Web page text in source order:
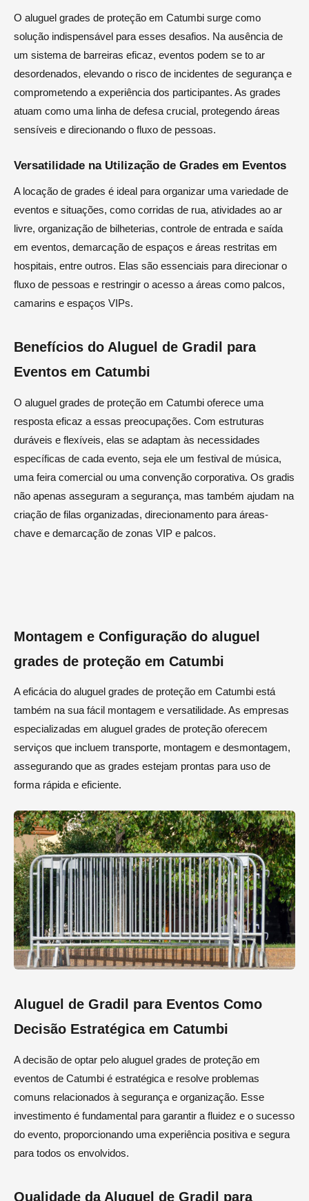
O aluguel grades de proteção em Catumbi surge como
solução indispensável para esses desafios. Na ausência de
um sistema de barreiras eficaz, eventos podem se to ar
desordenados, elevando o risco de incidentes de segurança e
comprometendo a experiência dos participantes. As grades
atuam como uma linha de defesa crucial, protegendo áreas
sensíveis e direcionando o fluxo de pessoas.
Versatilidade na Utilização de Grades em Eventos
A locação de grades é ideal para organizar uma variedade de
eventos e situações, como corridas de rua, atividades ao ar
livre, organização de bilheterias, controle de entrada e saída
em eventos, demarcação de espaços e áreas restritas em
hospitais, entre outros. Elas são essenciais para direcionar o
fluxo de pessoas e restringir o acesso a áreas como palcos,
camarins e espaços VIPs.
Benefícios do Aluguel de Gradil para
Eventos em Catumbi
O aluguel grades de proteção em Catumbi oferece uma
resposta eficaz a essas preocupações. Com estruturas
duráveis e flexíveis, elas se adaptam às necessidades
específicas de cada evento, seja ele um festival de música,
uma feira comercial ou uma convenção corporativa. Os gradis
não apenas asseguram a segurança, mas também ajudam na
criação de filas organizadas, direcionamento para áreas-
chave e demarcação de zonas VIP e palcos.
Montagem e Configuração do aluguel
grades de proteção em Catumbi
A eficácia do aluguel grades de proteção em Catumbi está
também na sua fácil montagem e versatilidade. As empresas
especializadas em aluguel grades de proteção oferecem
serviços que incluem transporte, montagem e desmontagem,
assegurando que as grades estejam prontas para uso de
forma rápida e eficiente.
Aluguel de Gradil para Eventos Como
Decisão Estratégica em Catumbi
A decisão de optar pelo aluguel grades de proteção em
eventos de Catumbi é estratégica e resolve problemas
comuns relacionados à segurança e organização. Esse
investimento é fundamental para garantir a fluidez e o sucesso
do evento, proporcionando uma experiência positiva e segura
para todos os envolvidos.
Qualidade da Aluguel de Gradil para